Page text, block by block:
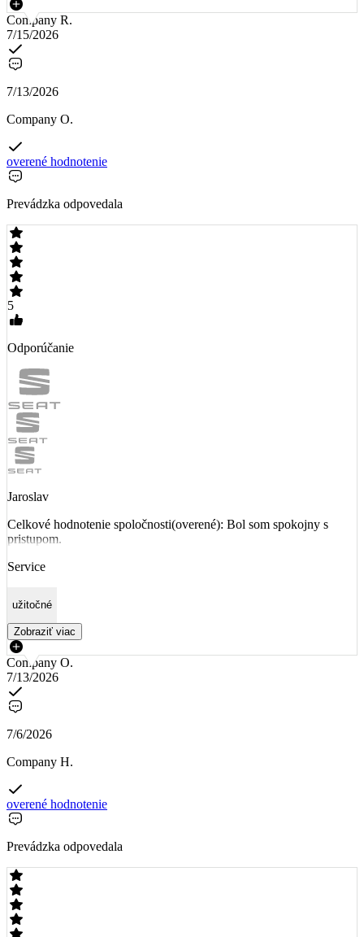
Company R.
7/15/2026
7/13/2026
Company O.
overené hodnotenie
Prevádzka odpovedala
5
Odporúčanie
Jaroslav
Celkové hodnotenie spoločnosti(overené): Bol som spokojny s
pristupom.
Service
užitočné
Zobraziť viac
Company O.
7/13/2026
7/6/2026
Company H.
overené hodnotenie
Prevádzka odpovedala